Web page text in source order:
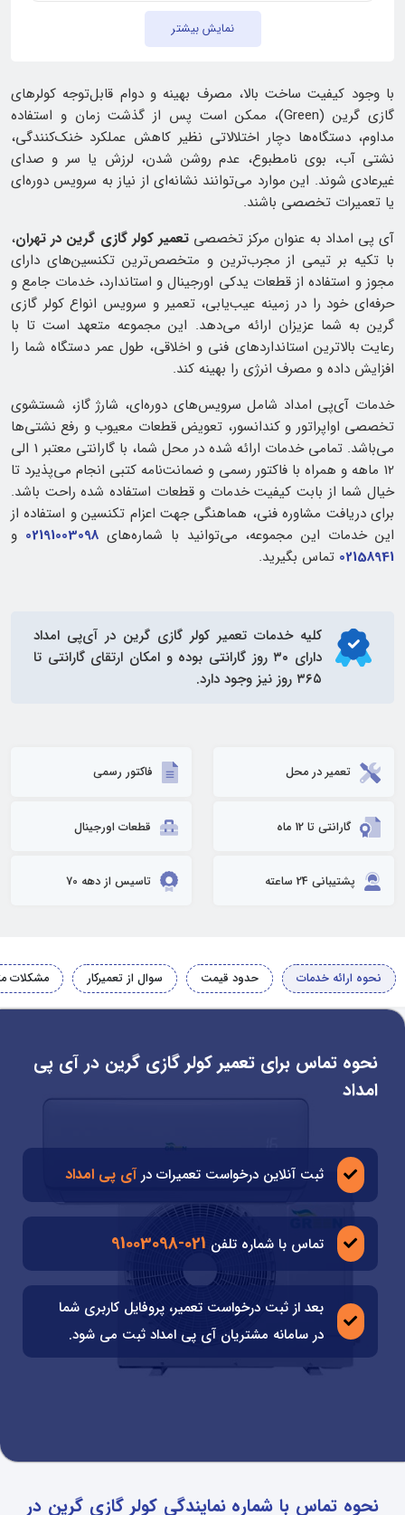
نمایش بیشتر
با وجود کیفیت ساخت بالا، مصرف بهینه و دوام قابل‌توجه کولرهای
گازی گرین (Green)، ممکن است پس از گذشت زمان و استفاده
مداوم، دستگاه‌ها دچار اختلالاتی نظیر کاهش عملکرد خنک‌کنندگی،
نشتی آب، بوی نامطبوع، عدم روشن شدن، لرزش یا سر و صدای
غیرعادی شوند. این موارد می‌توانند نشانه‌ای از نیاز به سرویس دوره‌ای
یا تعمیرات تخصصی باشند.
آی پی امداد به عنوان مرکز تخصصیتعمیر کولر گازی گرین در تهران،
با تکیه بر تیمی از مجرب‌ترین و متخصص‌ترین تکنسین‌های دارای
مجوز و استفاده از قطعات یدکی اورجینال و استاندارد، خدمات جامع و
حرفه‌ای خود را در زمینه عیب‌یابی، تعمیر و سرویس انواع کولر گازی
گرین به شما عزیزان ارائه می‌دهد. این مجموعه متعهد است تا با
رعایت بالاترین استانداردهای فنی و اخلاقی، طول عمر دستگاه شما را
افزایش داده و مصرف انرژی را بهینه کند.
خدمات آی‌پی امداد شامل سرویس‌های دوره‌ای، شارژ گاز، شستشوی
تخصصی اواپراتور و کندانسور، تعویض قطعات معیوب و رفع نشتی‌ها
می‌باشد. تمامی خدمات ارائه شده در محل شما، با گارانتی معتبر 1 الی
12 ماهه و همراه با فاکتور رسمی و ضمانت‌نامه کتبی انجام می‌پذیرد تا
خیال شما از بابت کیفیت خدمات و قطعات استفاده شده راحت باشد.
برای دریافت مشاوره فنی، هماهنگی جهت اعزام تکنسین و استفاده از
این خدمات این مجموعه، می‌توانید با شماره‌های02191003098 و
02158941 تماس بگیرید.
کلیه خدمات تعمیر کولر گازی گرین در آی‌پی امداد
دارای ۳۰ روز گارانتی بوده و امکان ارتقای گارانتی تا
۳۶۵ روز نیز وجود دارد.
تعمیر در محل فاکتور رسمی
گارانتی تا 12 ماه قطعات اورجینال
پشتیبانی 24 ساعته تاسیس از دهه 70
نحوه ارائه خدمات حدود قیمت سوال از تعمیرکار مشکلات
نحوه تماس با شماره نمایندگی کولر گازی گرین در
نحوه تماس برای تعمیر کولر گازی گرین در آی پی
امداد
ثبت آنلاین درخواست تعمیرات درآی پی امداد
تماس با شماره تلفن 021-91003098
بعد از ثبت درخواست تعمیر، پروفایل کاربری شما
در سامانه مشتریان آی پی امداد ثبت می شود.